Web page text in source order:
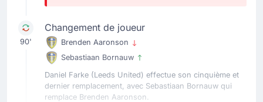
90'
Changement de joueur
Brenden Aaronson
Sebastiaan Bornauw
Daniel Farke (Leeds United) effectue son cinquième et
dernier remplacement, avec Sebastiaan Bornauw qui
remplace Brenden Aaronson.